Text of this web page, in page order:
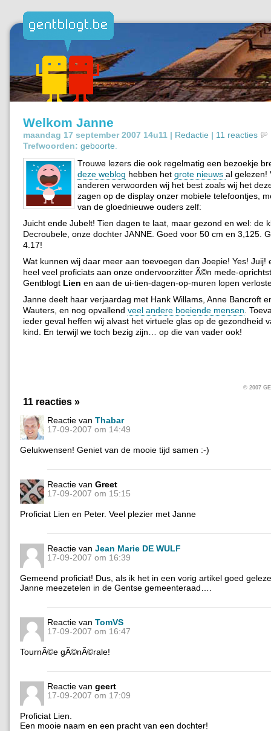
Welkom Janne
maandag 17 september 2007 14u11 | Redactie | 11 reacties
Trefwoorden: geboorte
Trouwe lezers die ook regelmatig een bezoekje
deze weblog hebben het grote nieuws al gelezen!
anderen verwoorden wij het best zoals wij het
zagen op de display onzer mobiele telefoontjes,
van de gloednieuwe ouders zelf:
Juicht ende Jubelt! Tien dagen te laat, maar gezond en wel: de
Decroubele, onze dochter JANNE. Goed voor 50 cm en 3,125.
4.17!
Wat kunnen wij daar meer aan toevoegen dan Joepie! Yes! Juij!
heel veel proficiats aan onze ondervoorzitter Ã©n mede-
Gentblogt Lien en aan de ui-tien-dagen-op-muren lopen
Janne deelt haar verjaardag met Hank Willams, Anne Bancroft
Wauters, en nog opvallend veel andere boeiende mensen .
ieder geval heffen wij alvast het virtuele glas op de gezondheid
kind. En terwijl we toch bezig zijn… op die van vader ook!
© 2007
11 reacties »
Reactie van Thabar
17-09-2007 om 14:49
Gelukwensen! Geniet van de mooie tijd samen :-)
Reactie van Greet
17-09-2007 om 15:15
Proficiat Lien en Peter. Veel plezier met Janne
Reactie van Jean Marie DE WULF
17-09-2007 om 16:39
Gemeend proficiat! Dus, als ik het in een vorig artikel goed
Janne meezetelen in de Gentse gemeenteraad….
Reactie van TomVS
17-09-2007 om 16:47
TournÃ©e gÃ©nÃ©rale!
Reactie van geert
17-09-2007 om 17:09
Proficiat Lien.
Een mooie naam en een pracht van een dochter!